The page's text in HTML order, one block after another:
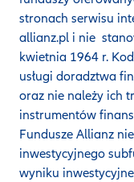
stronach serwisu
allianz.pl i nie
kwietnia 1964 r.
usługi doradztwa
oraz nie należy ich
instrumentów
Fundusze Allianz
inwestycyjnego
wyniku